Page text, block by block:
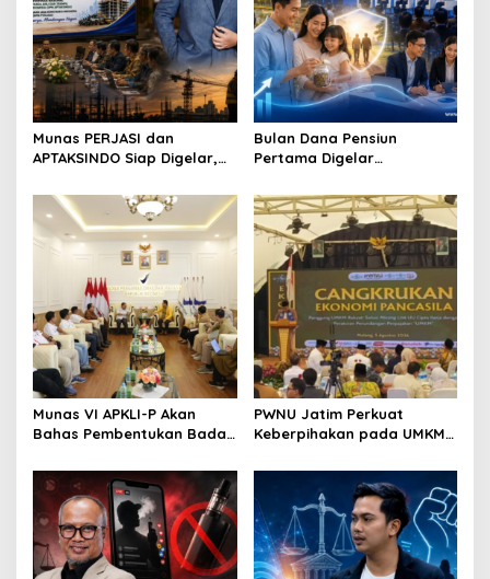
Munas PERJASI dan
APTAKSINDO Siap Digelar,
Revisi AD/ART
Bulan Dana Pensiun
Pertama Digelar
Perkuat Ekosistem Pensiun
Berkelanjutan
Munas VI APKLI-P Akan
Bahas Pembentukan Badan
Dinilai Penting Hadapi
Bonus Demografi
PWNU Jatim Perkuat
Keberpihakan pada UMKM